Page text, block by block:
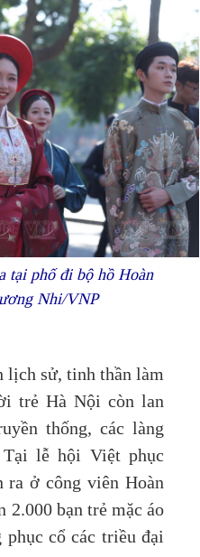
tại phố đi bộ hồ Hoàn
Nhi/VNP
lịch sử, tinh thần làm
trẻ Hà Nội còn lan
thống, các làng
lễ hội Việt phục
ra ở công viên Hoàn
2.000 bạn trẻ mặc áo
cổ các triều đại